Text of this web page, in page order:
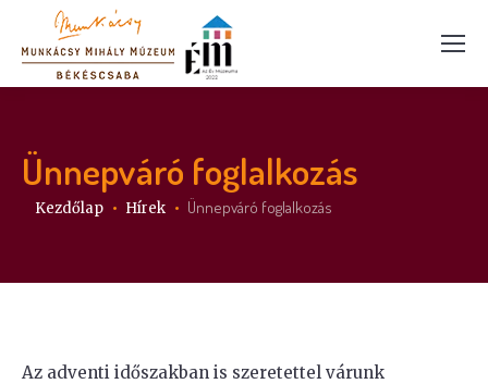
Ünnepváró foglalkozás
Itt vagy:
Kezdőlap Hírek Ünnepváró foglalkozás
Az adventi időszakban is szeretettel várunk